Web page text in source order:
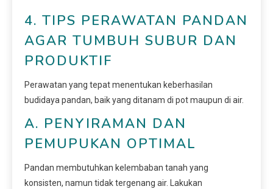
4. TIPS PERAWATAN PANDAN
AGAR TUMBUH SUBUR DAN
PRODUKTIF
Perawatan yang tepat menentukan keberhasilan
budidaya pandan, baik yang ditanam di pot maupun di air.
A. PENYIRAMAN DAN
PEMUPUKAN OPTIMAL
Pandan membutuhkan kelembaban tanah yang
konsisten, namun tidak tergenang air. Lakukan